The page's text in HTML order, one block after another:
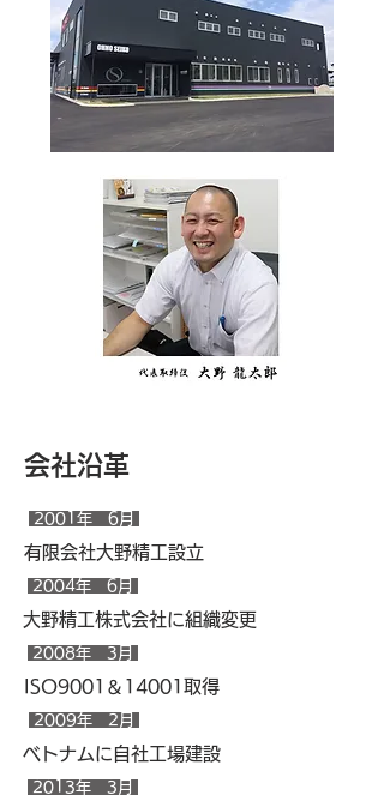
​会社沿革
2001年 6月
有限会社大野精工設立
2004年 6月
大野精工株式会社に組織変更
2008年 3月
ISO9001 ​＆14001取得
2009年 2月
ベトナムに自社工場建設
2013年 3月